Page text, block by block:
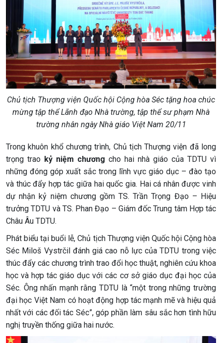
Chủ tịch Thượng viện Quốc hội Cộng hòa Séc tặng hoa chúc
mừng tập thể Lãnh đạo Nhà trường, tập thể sư phạm Nhà
trường nhân ngày Nhà giáo Việt Nam 20/11
Trong khuôn khổ chương trình, Chủ tịch Thượng viện đã long
trọng trao kỷ niệm chương cho hai nhà giáo của TDTU vì
những đóng góp xuất sắc trong lĩnh vực giáo dục – đào tạo
và thúc đẩy hợp tác giữa hai quốc gia. Hai cá nhân được vinh
dự nhận kỷ niệm chương gồm TS. Trần Trọng Đạo – Hiệu
trưởng TDTU và TS. Phan Đạo – Giám đốc Trung tâm Hợp tác
Châu Âu TDTU.
Phát biểu tại buổi lễ, Chủ tịch Thượng viện Quốc hội Cộng hòa
Séc Miloš Vystrčil đánh giá cao nỗ lực của TDTU trong việc
thúc đẩy các chương trình trao đổi học thuật, nghiên cứu khoa
học và hợp tác giáo dục với các cơ sở giáo dục đại học của
Séc. Ông nhấn mạnh rằng TDTU là “một trong những trường
đại học Việt Nam có hoạt động hợp tác mạnh mẽ và hiệu quả
nhất với các đối tác Séc”, góp phần làm sâu sắc hơn tình hữu
nghị truyền thống giữa hai nước.